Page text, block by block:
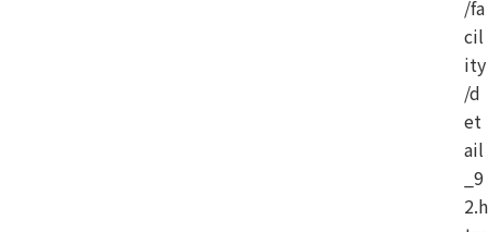
/fa
cil
ity
/d
et
ail
_9
2.h